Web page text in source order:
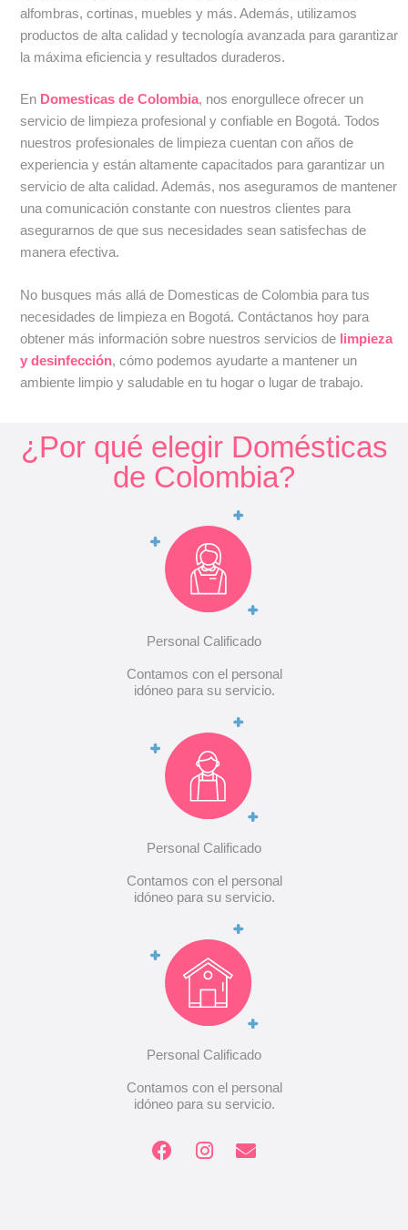
¿Por qué elegir Domésticas
de Colombia?
Personal Calificado
Contamos con el personal
idóneo para su servicio.
Personal Calificado
Contamos con el personal
idóneo para su servicio.
Personal Calificado
Contamos con el personal
idóneo para su servicio.
alfombras, cortinas, muebles y más. Además, utilizamos
productos de alta calidad y tecnología avanzada para garantizar
la máxima eficiencia y resultados duraderos.
En Domesticas de Colombia, nos enorgullece ofrecer un
servicio de limpieza profesional y confiable en Bogotá. Todos
nuestros profesionales de limpieza cuentan con años de
experiencia y están altamente capacitados para garantizar un
servicio de alta calidad. Además, nos aseguramos de mantener
una comunicación constante con nuestros clientes para
asegurarnos de que sus necesidades sean satisfechas de
manera efectiva.
No busques más allá de Domesticas de Colombia para tus
necesidades de limpieza en Bogotá. Contáctanos hoy para
obtener más información sobre nuestros servicios de limpieza
y desinfección, cómo podemos ayudarte a mantener un
ambiente limpio y saludable en tu hogar o lugar de trabajo.